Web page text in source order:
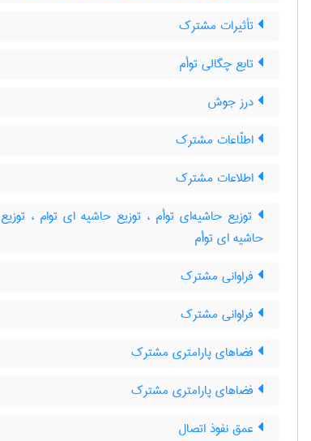
تأثیرات مشترک
تابع چگالی توأم
درز جوش
اطلّاعات مشترک
اطلاعات مشترک
توزیع حاشیه‌ای توأم ، توزیع حاشیه ای توام ، توزیع
حاشیه ای توأم
فراوانی مشترک
فراوانی مشترک
فضاهای پارامتری مشترک
فضاهای پارامتری مشترک
عمق نفوذ اتصال